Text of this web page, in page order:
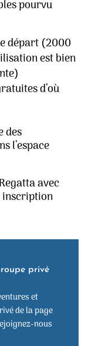
pourvu
départ (2000
est bien
d’où
des
l’espace
avec
inscription
privé
et
de la page
nous